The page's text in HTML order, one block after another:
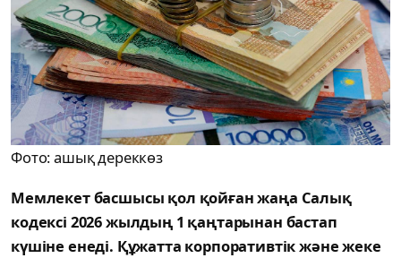
Фото: ашық дереккөз
Мемлекет басшысы қол қойған жаңа Салық
кодексі 2026 жылдың 1 қаңтарынан бастап
күшіне енеді. Құжатта корпоративтік және жеке